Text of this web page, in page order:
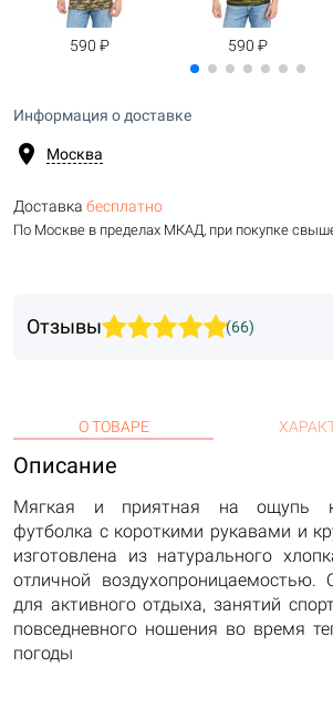
590 ₽ 590 ₽
Информация о доставке
location_on Москва
Доставка бесплатно
По Москве в пределах МКАД, при покупке
Отзывы (66)
О ТОВАРЕ
Описание
Мягкая и приятная на ощупь
футболка с короткими рукавами и
изготовлена из натурального
отличной воздухопроницаемостью.
для активного отдыха, занятий
повседневного ношения во время
погоды